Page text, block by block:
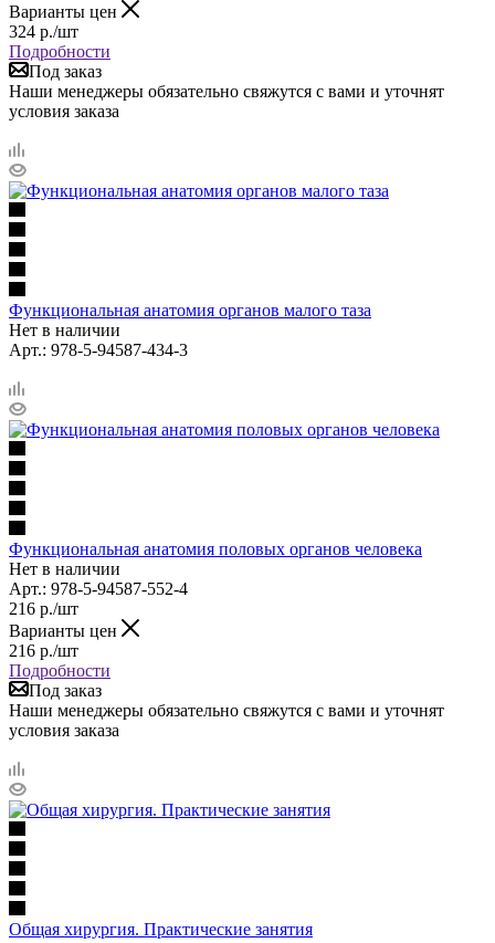
Варианты цен
324 р./шт
Подробности
Под заказ
Наши менеджеры обязательно свяжутся с вами и уточнят
условия заказа
Функциональная анатомия органов малого таза
Нет в наличии
Арт.: 978-5-94587-434-3
Функциональная анатомия половых органов человека
Нет в наличии
Арт.: 978-5-94587-552-4
216 р./шт
Варианты цен
216 р./шт
Подробности
Под заказ
Наши менеджеры обязательно свяжутся с вами и уточнят
условия заказа
Общая хирургия. Практические занятия